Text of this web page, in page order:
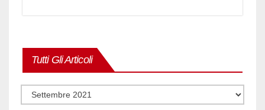
Tutti Gli Articoli
Tutti
articoli